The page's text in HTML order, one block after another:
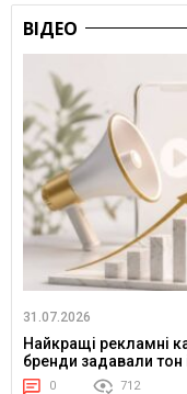
ВІДЕО
31.07.2026
Найкращі рекламні
бренди задавали тон
0 712